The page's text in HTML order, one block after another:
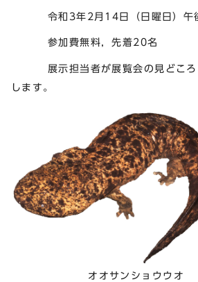
令和3年2月14日（日曜日）午後
参加費無料，先着20名
展示担当者が展覧会の見どころ
します。
オオサンショウウオ